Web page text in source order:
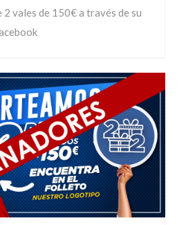
2 vales de 150€ a través de su